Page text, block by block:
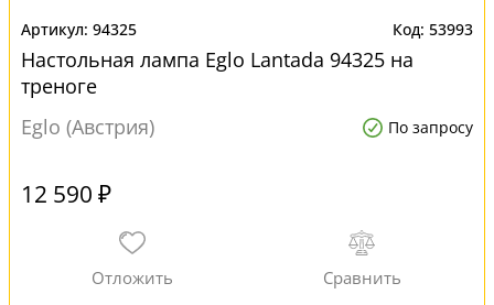
94325 53993
Настольная лампа Eglo Lantada 94325 на
треноге
Eglo (Австрия)
По запросу
12 590 ₽